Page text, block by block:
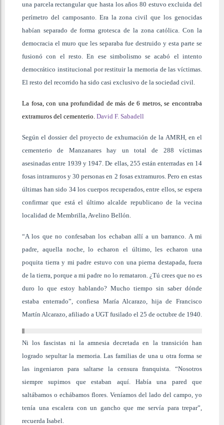
una parcela rectangular que hasta los años 80 estuvo excluida del
perímetro del camposanto. Era la zona civil que los genocidas
habían separado de forma grotesca de la zona católica. Con la
democracia el muro que les separaba fue destruido y esta parte se
fusionó con el resto. En ese simbolismo se acabó el intento
democrático institucional por restituir la memoria de las víctimas.
El resto del recorrido ha sido casi exclusivo de la sociedad civil.
La fosa, con una profundidad de más de 6 metros, se encontraba
extramuros del cementerio. David F. Sabadell
Según el dossier del proyecto de exhumación de la AMRH, en el
cementerio de Manzanares hay un total de 288 víctimas
asesinadas entre 1939 y 1947. De ellas, 255 están enterradas en 14
fosas intramuros y 30 personas en 2 fosas extramuros. Pero en estas
últimas han sido 34 los cuerpos recuperados, entre ellos, se espera
confirmar que está el último alcalde republicano de la vecina
localidad de Membrilla, Avelino Bellón.
“A los que no confesaban los echaban allí a un barranco. A mi
padre, aquella noche, lo echaron el último, les echaron una
poquita tierra y mi padre estuvo con una pierna destapada, fuera
de la tierra, porque a mi padre no lo remataron. ¿Tú crees que no es
duro lo que estoy hablando? Mucho tiempo sin saber dónde
estaba enterrado”, confiesa María Alcarazo, hija de Francisco
Martín Alcarazo, afiliado a UGT fusilado el 25 de octubre de 1940.
Ni los fascistas ni la amnesia decretada en la transición han
logrado sepultar la memoria. Las familias de una u otra forma se
las ingeniaron para saltarse la censura franquista. “Nosotros
siempre supimos que estaban aquí. Había una pared que
saltábamos o echábamos flores. Veníamos del lado del campo, yo
tenía una escalera con un gancho que me servía para trepar”,
recuerda Isabel.